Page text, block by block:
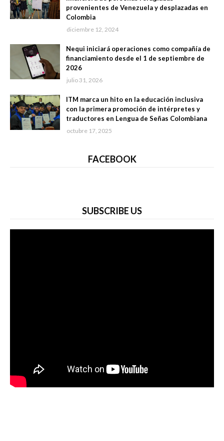
provenientes de Venezuela y desplazadas en
Colombia
diciembre 12, 2024
Nequi iniciará operaciones como compañía de
financiamiento desde el 1 de septiembre de
2026
julio 31, 2026
ITM marca un hito en la educación inclusiva
con la primera promoción de intérpretes y
traductores en Lengua de Señas Colombiana
octubre 17, 2025
FACEBOOK
SUBSCRIBE US